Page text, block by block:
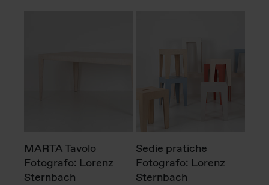
MARTA Tavolo
Fotografo: Lorenz
Sternbach
Sedie pratiche
Fotografo: Lorenz
Sternbach